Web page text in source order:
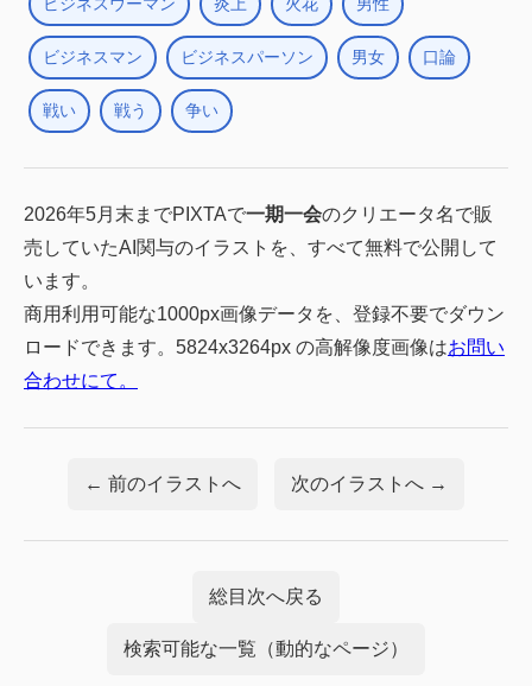
ビジネスマン ビジネスパーソン 男女 口論
戦い 戦う 争い
2026年5月末までPIXTAで一期一会のクリエータ名で販
売していたAI関与のイラストを、すべて無料で公開して
います。
商用利用可能な1000px画像データを、登録不要でダウン
ロードできます。5824x3264px の高解像度画像はお問い
合わせにて。
← 前のイラストへ 次のイラストへ →
総目次へ戻る
検索可能な一覧（動的なページ）